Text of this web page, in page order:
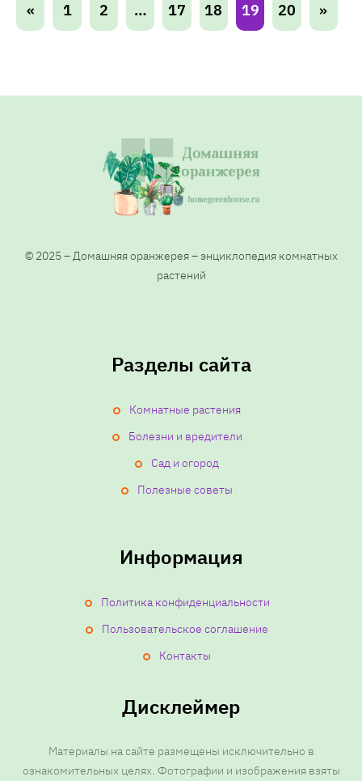
П
ц
« 1 2 … 17 18 19 20 »
© 2025 – Домашняя оранжерея – энциклопедия комнатных
растений
Разделы сайта
Комнатные растения
Болезни и вредители
Сад и огород
Полезные советы
Информация
Политика конфиденциальности
Пользовательское соглашение
Контакты
Дисклеймер
Материалы на сайте размещены исключительно в
ознакомительных целях. Фотографии и изображения взяты